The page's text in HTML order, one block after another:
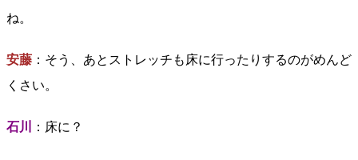
ね。
安藤 ：そう、あとストレッチも床に行ったりするのがめんど
くさい。
石川 ：床に？